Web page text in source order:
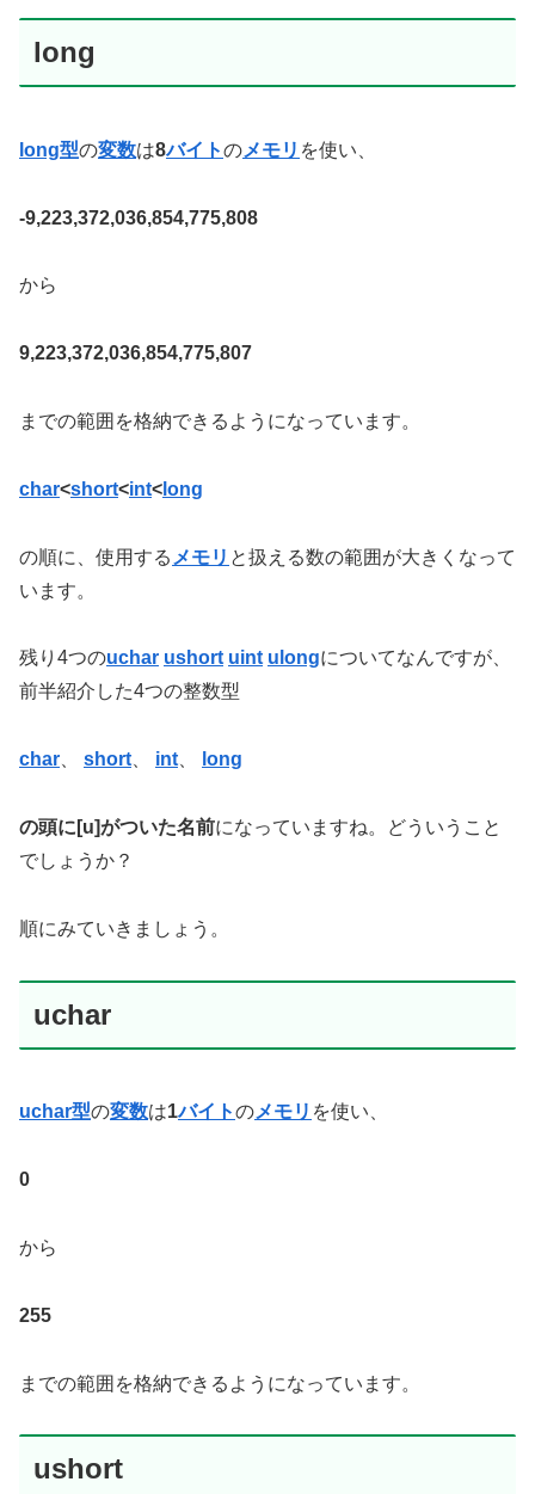
long
long型の変数は8バイトのメモリ を使い、
-9,223,372,036,854,775,808
から
9,223,372,036,854,775,807
までの範囲を格納できるようになっています。
char<short<int< long
の順に、使用する メモリ と扱える数の範囲が大きくなって
います。
残り4つのuchar ushort uint ulongについてなんですが、
前半紹介した4つの整数型
char short int long
の頭に[u]がついた名前になっていますね。どういうこと
でしょうか？
順にみていきましょう。
uchar
uchar型の変数は1バイトのメモリ を使い、
0
から
255
までの範囲を格納できるようになっています。
ushort